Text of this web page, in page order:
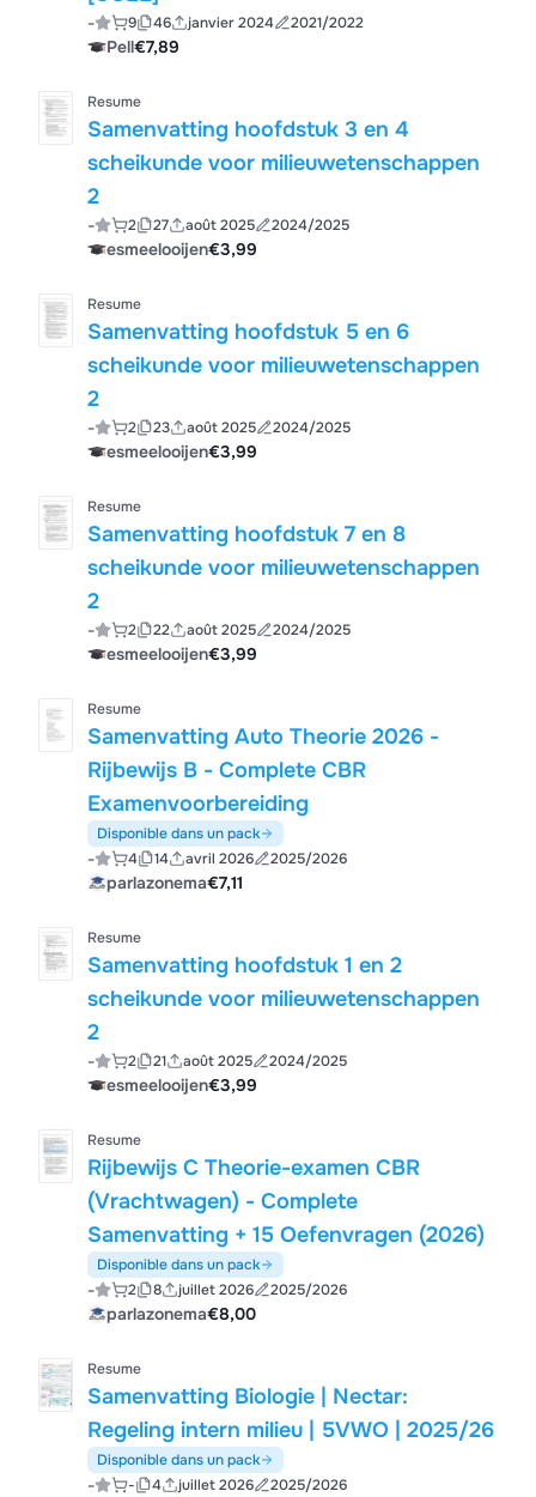
- 9 46 janvier 2024 2021/2022
Pell€7,89
Resume
Samenvatting hoofdstuk 3 en 4
scheikunde voor milieuwetenschappen
2
- 2 27 août 2025 2024/2025
esmeelooijen€3,99
Resume
Samenvatting hoofdstuk 5 en 6
scheikunde voor milieuwetenschappen
2
- 2 23 août 2025 2024/2025
esmeelooijen€3,99
Resume
Samenvatting hoofdstuk 7 en 8
scheikunde voor milieuwetenschappen
2
- 2 22 août 2025 2024/2025
esmeelooijen€3,99
Resume
Samenvatting Auto Theorie 2026 -
Rijbewijs B - Complete CBR
Examenvoorbereiding
Disponible dans un pack
- 4 14 avril 2026 2025/2026
parlazonema€7,11
Resume
Samenvatting hoofdstuk 1 en 2
scheikunde voor milieuwetenschappen
2
- 2 21 août 2025 2024/2025
esmeelooijen€3,99
Resume
Rijbewijs C Theorie-examen CBR
(Vrachtwagen) - Complete
Samenvatting + 15 Oefenvragen (2026)
Disponible dans un pack
- 2 8 juillet 2026 2025/2026
parlazonema€8,00
Resume
Samenvatting Biologie | Nectar:
Regeling intern milieu | 5VWO | 2025/26
Disponible dans un pack
- - 4 juillet 2026 2025/2026